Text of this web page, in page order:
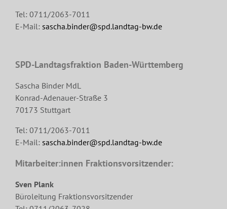
Tel: 0711/2063-7011
E-Mail: sascha.binder@spd.landtag-bw.de
SPD-Landtagsfraktion Baden-Württemberg
Sascha Binder MdL
Konrad-Adenauer-Straße 3
70173 Stuttgart
Tel: 0711/2063-7011
E-Mail: sascha.binder@spd.landtag-bw.de
Mitarbeiter:innen Fraktionsvorsitzender:
Sven Plank
Büroleitung Fraktionsvorsitzender